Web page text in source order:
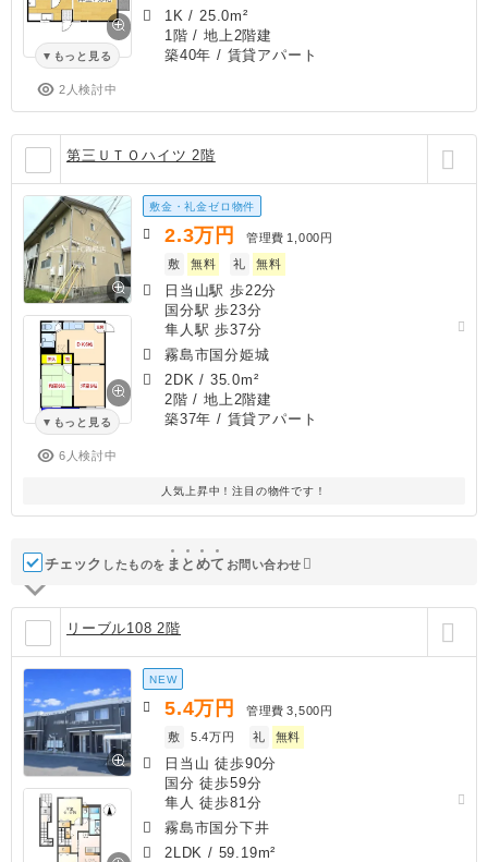
もっと見る
2人検討中
1K / 25.0m²
1階 / 地上2階建
築40年 / 賃貸アパート
第三ＵＴＯハイツ 2階
もっと見る
6人検討中
敷金・礼金ゼロ物件
2.3万円 管理費 1,000円
敷
無料 礼 無料
日当山駅 歩22分
国分駅 歩23分
隼人駅 歩37分
霧島市国分姫城
2DK / 35.0m²
2階 / 地上2階建
築37年 / 賃貸アパート
人気上昇中！注目の物件です！
チェック したものを ま と めて お問い合わせ
リーブル108 2階
NEW
5.4万円 管理費 3,500円
敷
5.4万円 礼 無料
日当山 徒歩90分
国分 徒歩59分
隼人 徒歩81分
霧島市国分下井
2LDK / 59.19m²